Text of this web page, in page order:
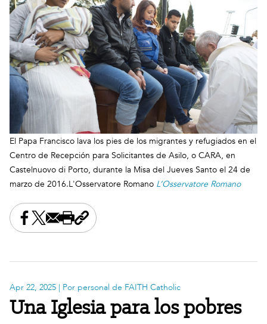
El Papa Francisco lava los pies de los migrantes y refugiados en el
Centro de Recepción para Solicitantes de Asilo, o CARA, en
Castelnuovo di Porto, durante la Misa del Jueves Santo el 24 de
marzo de 2016.L'Osservatore Romano L’Osservatore Romano
Share this on Facebook
Share this on X
Share this by email
Print this page
Copy the page address
Apr 22, 2025 | Por personal de FAITH Catholic
Una Iglesia para los pobres